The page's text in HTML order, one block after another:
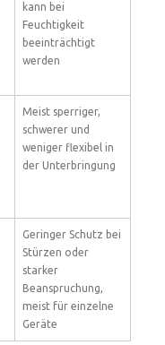
kann bei
Feuchtigkeit
beeinträchtigt
werden
Meist sperriger,
schwerer und
weniger flexibel in
der Unterbringung
Geringer Schutz bei
Stürzen oder
starker
Beanspruchung,
meist für einzelne
Geräte